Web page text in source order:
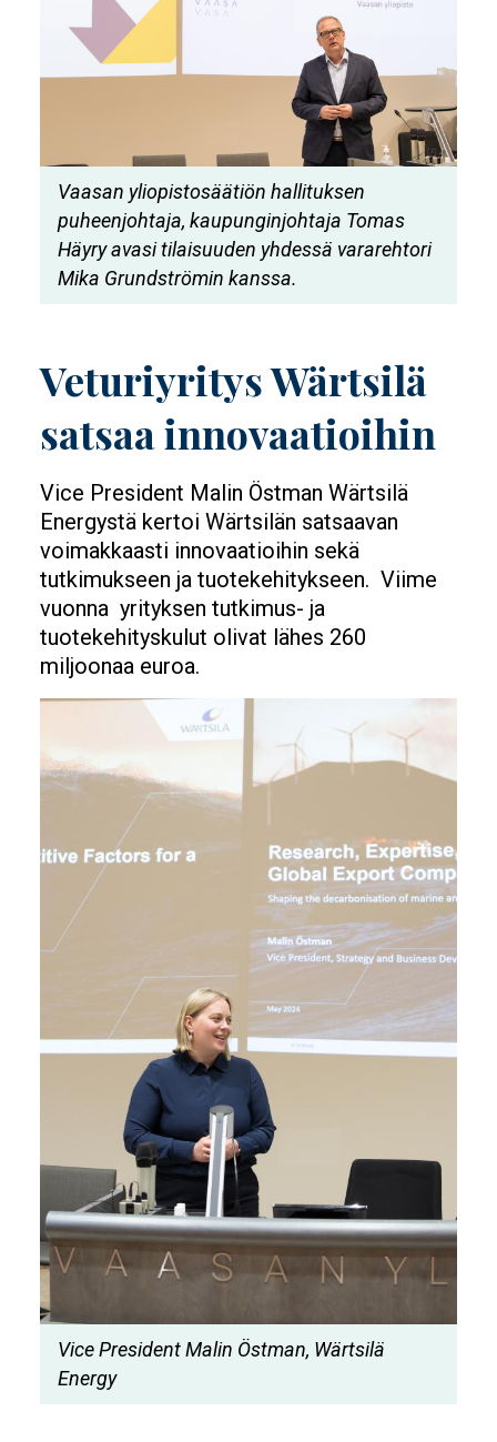
Vaasan yliopistosäätiön hallituksen
puheenjohtaja, kaupunginjohtaja Tomas
Häyry avasi tilaisuuden yhdessä vararehtori
Mika Grundströmin kanssa.
Veturiyritys Wärtsilä
satsaa innovaatioihin
Vice President Malin Östman Wärtsilä
Energystä kertoi Wärtsilän satsaavan
voimakkaasti innovaatioihin sekä
tutkimukseen ja tuotekehitykseen. Viime
vuonna yrityksen tutkimus- ja
tuotekehityskulut olivat lähes 260
miljoonaa euroa.
Vice President Malin Östman, Wärtsilä
Energy